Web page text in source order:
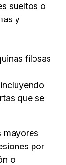
sueltos o
y
filosas
que se
mayores
por
o